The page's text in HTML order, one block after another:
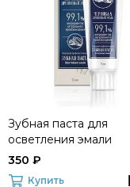
Зубная паста для
осветления эмали
«Черника &
уголь»
350 ₽
Купить